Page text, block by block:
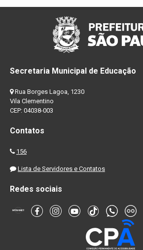
Secretaria Municipal de Educação
Rua Borges Lagoa, 1230
Vila Clementino
CEP: 04038-003
Contatos
156
Lista de Servidores e Contatos
Redes sociais